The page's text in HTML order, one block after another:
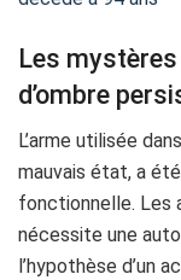
Les mystères
d’ombre
L’arme utilisée
mauvais état, a
fonctionnelle. Les
nécessite une
l’hypothèse d’un